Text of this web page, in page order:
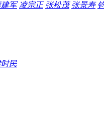
建军 凌宗正 张松茂 张景寿
民